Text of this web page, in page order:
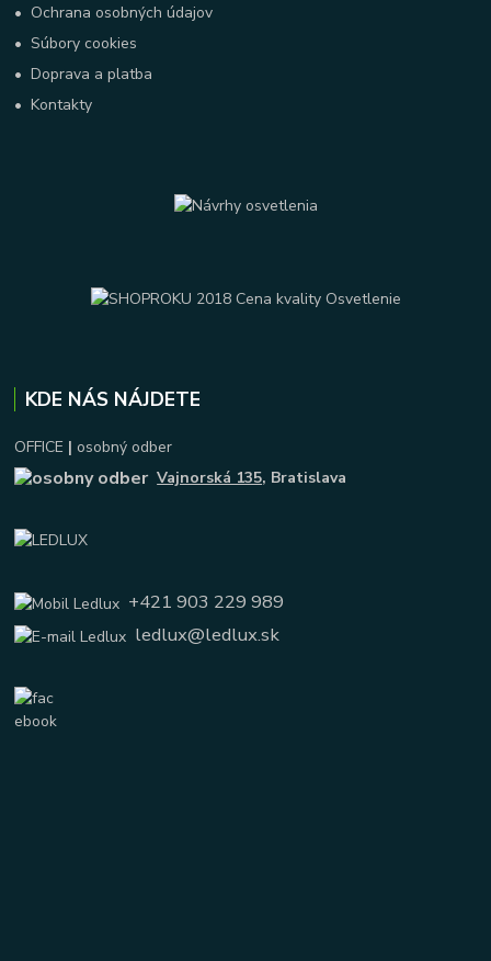
• Ochrana osobných údajov
•Súbory cookies
•Doprava a platba
•Kontakty
KDE NÁS NÁJDETE
OFFICE | osobný odber
Vajnorská 135, Bratislava
+421 903 229 989
ledlux@ledlux.sk